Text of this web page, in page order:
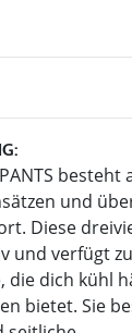
besteht
und
Diese
und verfügt
die dich kühl
bietet. Sie